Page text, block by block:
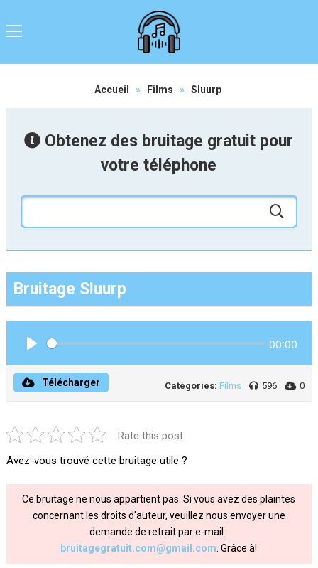
Accueil » Films » Sluurp
Obtenez des bruitage gratuit pour
votre téléphone
Bruitage Sluurp
00:00
Télécharger Catégories: Films 596 0
Rate this post
Avez-vous trouvé cette bruitage utile ?
Ce bruitage ne nous appartient pas. Si vous avez des plaintes
concernant les droits d'auteur, veuillez nous envoyer une
demande de retrait par e-mail :
bruitagegratuit.com@gmail.com . Grâce à!